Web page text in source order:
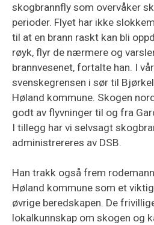
skogbrannfly som overvåker
perioder. Flyet har ikke
til at en brann raskt kan bli
røyk, flyr de nærmere og
brannvesenet, fortalte han. I
svenskegrensen i sør til
Høland kommune. Skogen
godt av flyvninger til og fra
I tillegg har vi selvsagt
administrereres av DSB. ​
Han trakk også frem
Høland kommune som et
øvrige beredskapen. De
lokalkunnskap om skogen og